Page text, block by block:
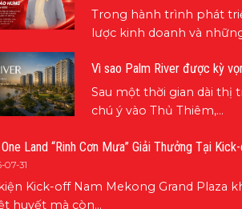
Trong hành trình phát
lược kinh doanh và
Vì sao Palm River được kỳ
Sau một thời gian dài
chú ý vào Thủ Thiêm,...
Land “Rinh Cơn Mưa” Giải Thưởng Tại
07-31
Kick-off Nam Mekong Grand Plaza
huyết mà còn...